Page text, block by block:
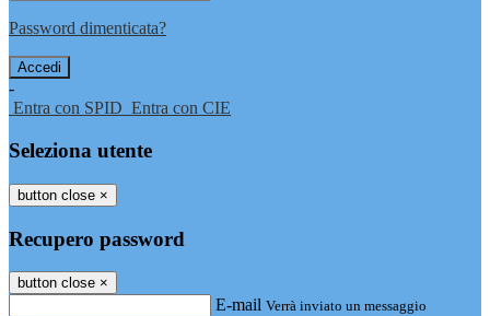
Password dimenticata?
-
Entra con SPID Entra con CIE
Seleziona utente
button close ×
Recupero password
button close ×
E-mail Verrà inviato un messaggio